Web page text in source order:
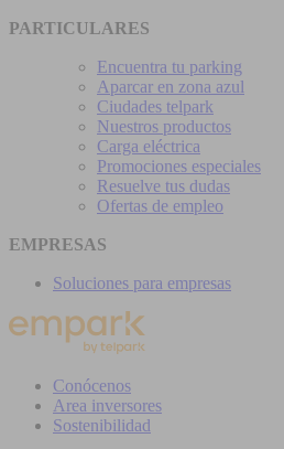
PARTICULARES
Encuentra tu parking
Aparcar en zona azul
Ciudades telpark
Nuestros productos
Carga eléctrica
Promociones especiales
Resuelve tus dudas
Ofertas de empleo
EMPRESAS
Soluciones para empresas
Conócenos
Area inversores
Sostenibilidad